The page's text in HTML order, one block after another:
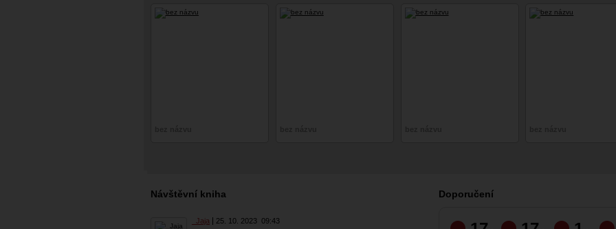
Návštěvní kniha
_Jaja 25. 10. 2023 09:43
Doporučení